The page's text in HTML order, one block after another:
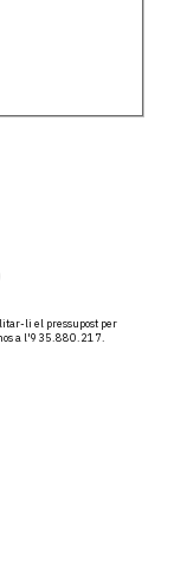
li el pressupost per
a l'935.880.217.